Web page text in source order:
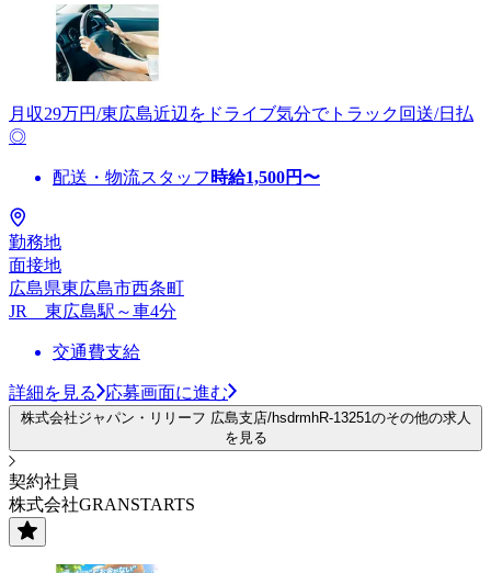
月収29万円/東広島近辺をドライブ気分でトラック回送/日払
◎
配送・物流スタッフ 時給1,500円〜
勤務地
面接地
広島県東広島市西条町
JR 東広島駅～車4分
交通費支給
詳細を見る 応募画面に進む
株式会社ジャパン・リリーフ 広島支店/hsdrmhR-13251のその他の求人
を見る
契約社員
株式会社GRANSTARTS